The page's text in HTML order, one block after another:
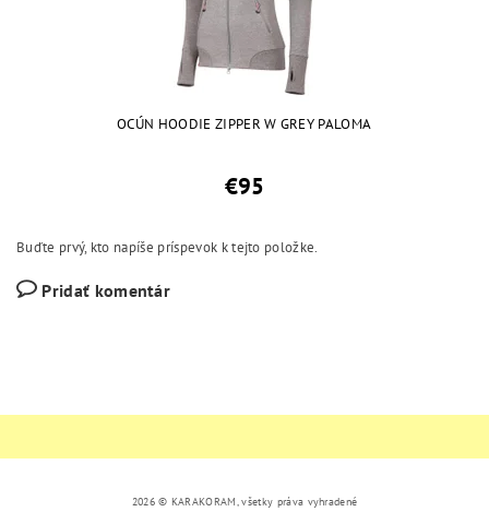
OCÚN HOODIE ZIPPER W GREY PALOMA
€95
Buďte prvý, kto napíše príspevok k tejto položke.
Pridať komentár
2026 © KARAKORAM, všetky práva vyhradené